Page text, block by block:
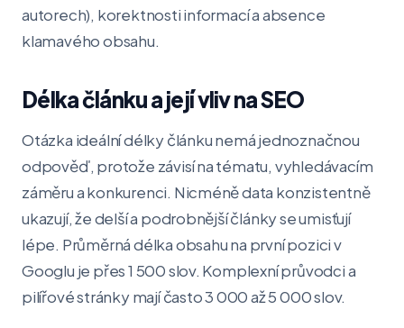
autorech), korektnosti informací a absence
klamavého obsahu.
Délka článku a její vliv na SEO
Otázka ideální délky článku nemá jednoznačnou
odpověď, protože závisí na tématu, vyhledávacím
záměru a konkurenci. Nicméně data konzistentně
ukazují, že delší a podrobnější články se umisťují
lépe. Průměrná délka obsahu na první pozici v
Googlu je přes 1 500 slov. Komplexní průvodci a
pilířové stránky mají často 3 000 až 5 000 slov.